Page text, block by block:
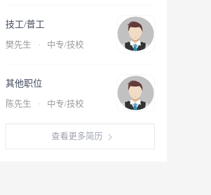
技工/普工
樊先生 · 中专/技校
其他职位
陈先生 · 中专/技校
查看更多简历